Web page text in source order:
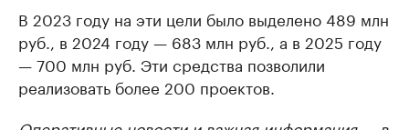
В 2023 году на эти цели было выделено 489 млн
руб., в 2024 году — 683 млн руб., а в 2025 году
— 700 млн руб. Эти средства позволили
реализовать более 200 проектов.